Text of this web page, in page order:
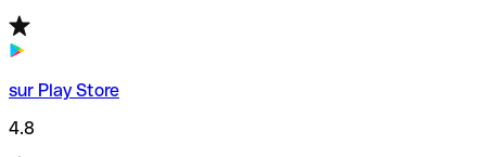
sur Play Store
4.8